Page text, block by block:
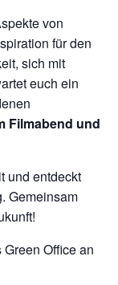
von
für den
sich mit
euch ein
Filmabend und
und entdeckt
Gemeinsam
Office an